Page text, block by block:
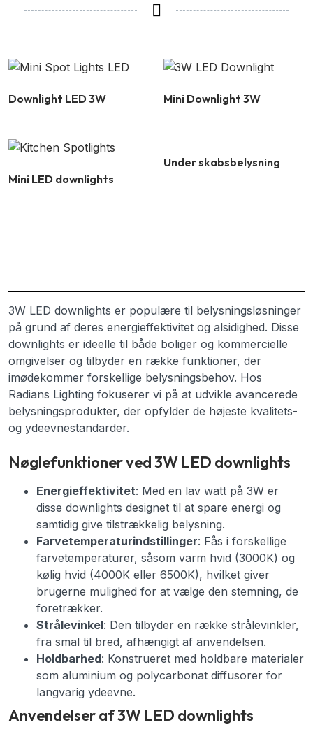
Downlight LED 3W Mini Downlight 3W
Mini LED downlights
Under skabsbelysning
3W LED downlights er populære til belysningsløsninger
på grund af deres energieffektivitet og alsidighed. Disse
downlights er ideelle til både boliger og kommercielle
omgivelser og tilbyder en række funktioner, der
imødekommer forskellige belysningsbehov. Hos
Radians Lighting fokuserer vi på at udvikle avancerede
belysningsprodukter, der opfylder de højeste kvalitets-
og ydeevnestandarder.
Nøglefunktioner ved 3W LED downlights
Energieffektivitet: Med en lav watt på 3W er
disse downlights designet til at spare energi og
samtidig give tilstrækkelig belysning.
Farvetemperaturindstillinger: Fås i forskellige
farvetemperaturer, såsom varm hvid (3000K) og
kølig hvid (4000K eller 6500K), hvilket giver
brugerne mulighed for at vælge den stemning, de
foretrækker.
Strålevinkel: Den tilbyder en række strålevinkler,
fra smal til bred, afhængigt af anvendelsen.
Holdbarhed: Konstrueret med holdbare materialer
som aluminium og polycarbonat diffusorer for
langvarig ydeevne.
Anvendelser af 3W LED downlights